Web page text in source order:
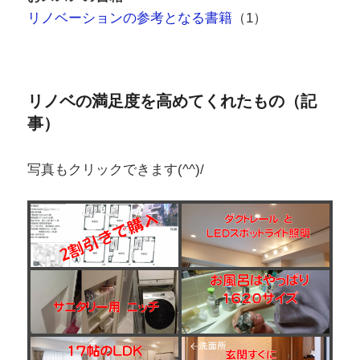
リノベーションの参考となる書籍（1）
リノベの満足度を高めてくれたもの（記
事）
写真もクリックできます(^^)/